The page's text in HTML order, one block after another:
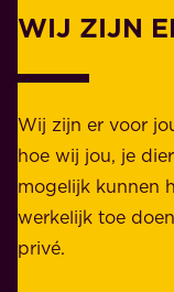
Z
k
e
l
i
j
k
i
h
e
i
d
d
WIJ ZIJN
Wij zijn er voor
hoe wij jou, je
mogelijk kunnen
werkelijk toe
privé.